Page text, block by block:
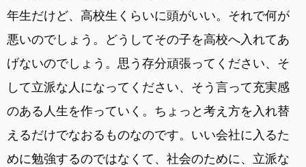
年生だけど、高校生くらいに頭がいい。それで何が
悪いのでしょう。どうしてその子を高校へ入れてあ
げないのでしょう。思う存分頑張ってください、そ
して立派な人になってください、そう言って充実感
のある人生を作っていく。ちょっと考え方を入れ替
えるだけでなおるものなのです。いい会社に入るた
めに勉強するのではなくて、社会のために、立派な